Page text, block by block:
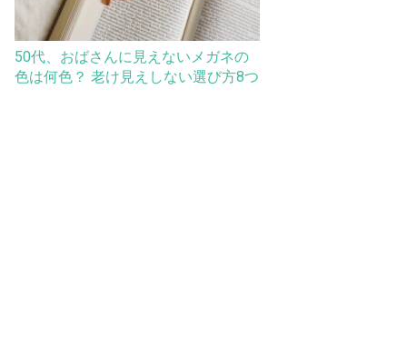
50代、おばさんに見えないメガネの
色は何色？ 老け見えしない選び方8つ